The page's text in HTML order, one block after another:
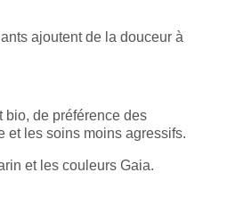
ajoutent de la douceur à
bio, de préférence des
et les soins moins agressifs.
et les couleurs Gaia.